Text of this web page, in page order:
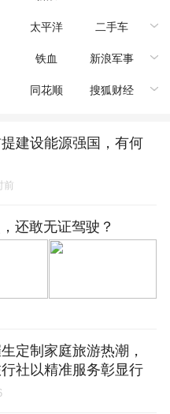
太平洋 二手车
铁血 新浪军事
同花顺 搜狐财经
建设能源强国，有何
前
还敢无证驾驶？
定制家庭旅游热潮，
社以精准服务彰显行